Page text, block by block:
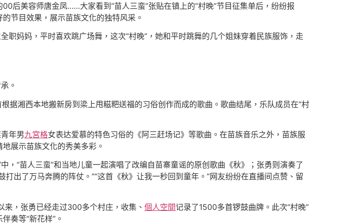
后美容师唐金凤……大家看到“苗人三蛮”张贴在镇上的“村晚”节目征集单后，纷纷报
节目效果，展示苗族文化的独特风采。
职妈妈，平时喜欢跳广场舞，这次“村晚”，她和平时跳舞的几个姐妹穿着民族服饰，走
。
据湘西本地搬新房到梁上甩糍粑送福的习俗创作而成的歌曲。歌曲结尾，乐队成员在“村
年男九宮格女表达爱慕的特色习俗的《阿三赶场记》等歌曲。在苗族音乐之外，苗族服
展示苗族文化的秀美多彩。
，“苗人三蛮”和当地儿童一起演唱了改编自苗寨童谣的原创歌曲《秋》；张勇则演奏了
出了万马奔腾的阵仗。”“这首《秋》让我一秒回到童年。”网友纷纷在直播间点赞、留
，张勇已经走过300多个村庄，收集、 個人空間记录了1500多首锣鼓曲牌。此次“村晚”
奏等“新花样”。